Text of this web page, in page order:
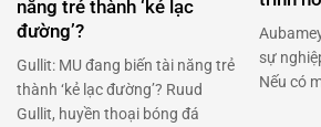
năng trẻ thành ‘kẻ lạc
đường’?
Gullit: MU đang biến tài năng trẻ
thành ‘kẻ lạc đường’? Ruud
Gullit, huyền thoại bóng đá
sự
Nếu có